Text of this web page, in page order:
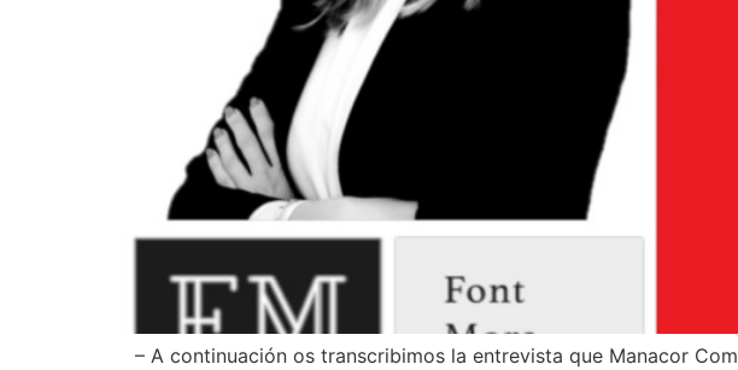
– A continuación os transcribimos la entrevista que Manacor